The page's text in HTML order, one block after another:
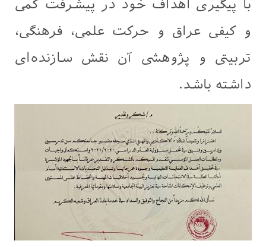
با پیگیری اهداف خود در پیشرفت کمی
و کیفی عراق و حرکت علمی، فرهنگی،
تربیتی و پژوهشی آن نقش سازنده‌ای
داشته باشد.